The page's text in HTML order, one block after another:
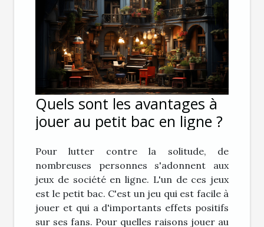
Quels sont les avantages à
jouer au petit bac en ligne ?
Pour lutter contre la solitude, de
nombreuses personnes s'adonnent aux
jeux de société en ligne. L'un de ces jeux
est le petit bac. C'est un jeu qui est facile à
jouer et qui a d'importants effets positifs
sur ses fans. Pour quelles raisons jouer au